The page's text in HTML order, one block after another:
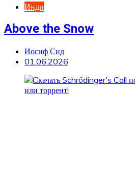
Инди
Above the Snow
Иосиф Сид
01.06.2026